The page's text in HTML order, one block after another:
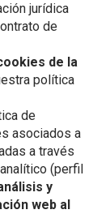
jurídica
de
de la
política
de
asociados a
a través
(perfil
y
web al